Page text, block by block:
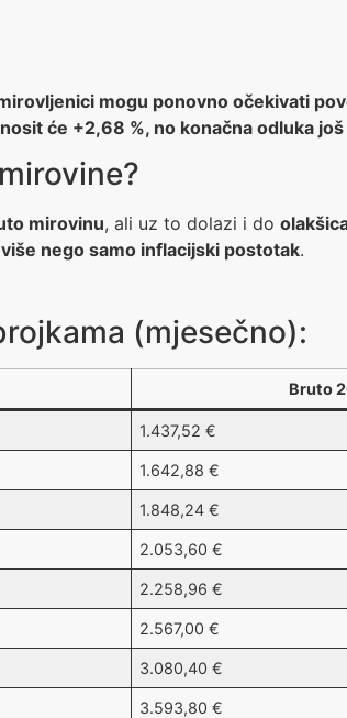
mogu ponovno očekivati
će +2,68 %, no konačna odluka
mirovinu, ali uz to dolazi i do
nego samo inflacijski postotak.
(mjesečno):
Bruto
1.437,52 €
1.642,88 €
1.848,24 €
2.053,60 €
2.258,96 €
2.567,00 €
3.080,40 €
3.593,80 €